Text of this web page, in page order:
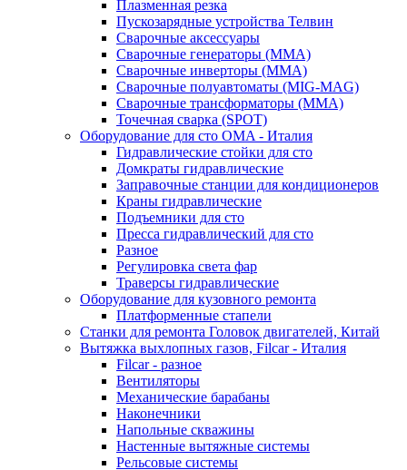
Плазменная резка
Пускозарядные устройства Телвин
Сварочные аксессуары
Сварочные генераторы (MMA)
Сварочные инверторы (MMA)
Сварочные полуавтоматы (MIG-MAG)
Сварочные трансформаторы (MMA)
Точечная сварка (SPOT)
Оборудование для сто OMA - Италия
Гидравлические стойки для сто
Домкраты гидравлические
Заправочные станции для кондиционеров
Краны гидравлические
Подъемники для сто
Пресса гидравлический для сто
Разное
Регулировка света фар
Траверсы гидравлические
Оборудование для кузовного ремонта
Платформенные стапели
Станки для ремонта Головок двигателей, Китай
Вытяжка выхлопных газов, Filcar - Италия
Filcar - разное
Вентиляторы
Механические барабаны
Наконечники
Напольные скважины
Настенные вытяжные системы
Рельсовые системы